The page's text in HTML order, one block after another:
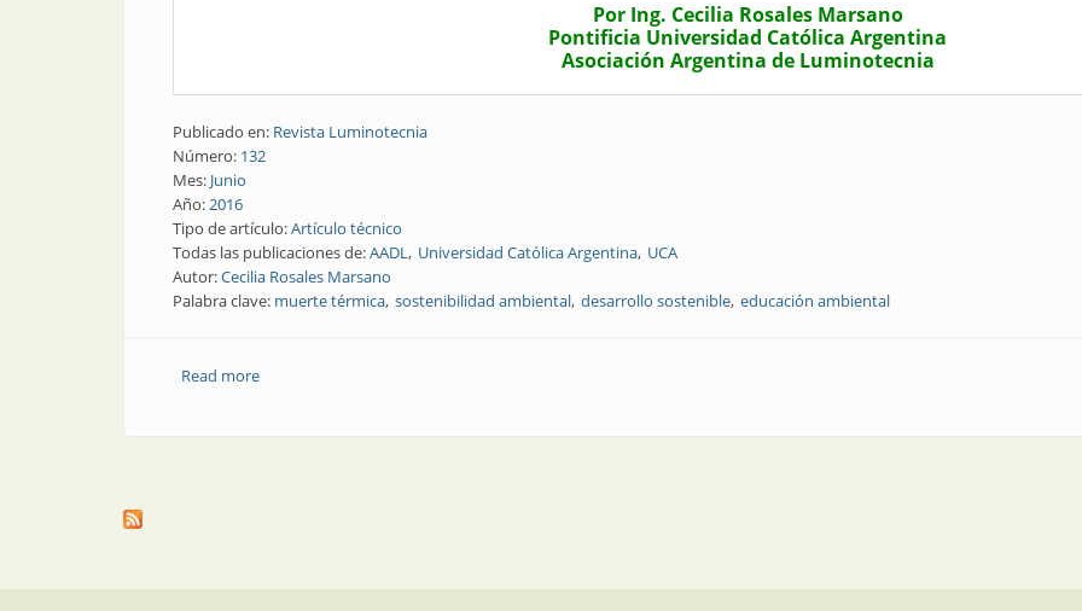
Por Ing. Cecilia Rosales Marsano
Pontificia Universidad Católica Argentina
Asociación Argentina de Luminotecnia
Publicado en: Revista Luminotecnia
Número: 132
Mes: Junio
Año:2016
Tipo de artículo:Artículo técnico
Todas las publicaciones de:AADL Universidad Católica Argentina UCA
Autor:Cecilia Rosales Marsano
Palabra clave: muerte térmica sostenibilidad ambiental desarrollo sostenible educación ambiental
Read moreabout Nota técnica | No aceleremos la muerte térmica del Universo